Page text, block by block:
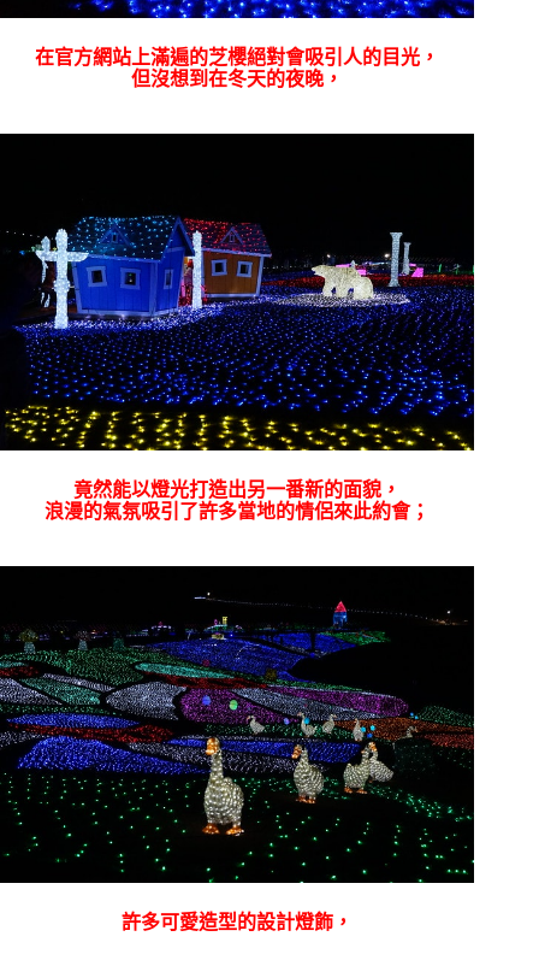
在官方網站上滿遍的芝櫻絕對會吸引人的目光，
但沒想到在冬天的夜晚，
竟然能以燈光打造出另一番新的面貌，
浪漫的氣氛吸引了許多當地的情侶來此約會；
許多可愛造型的設計燈飾，